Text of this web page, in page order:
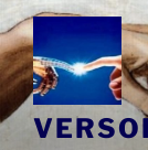
Salta
al
contenuto